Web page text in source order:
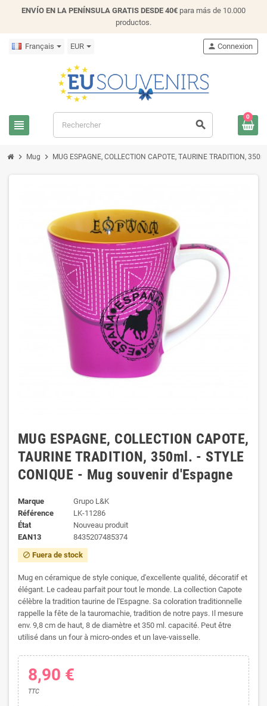
ENVÍO EN LA PENÍNSULA GRATIS DESDE 40€ para más de 10.000
productos.
Français EUR
view_headline search
person Connexion
0
chevron_right Mug chevron_right MUG ESPAGNE, COLLECTION CAPOTE, TAURINE TRADITION,
MUG ESPAGNE, COLLECTION CAPOTE,
TAURINE TRADITION, 350ml. - STYLE
CONIQUE - Mug souvenir d'Espagne
Marque
Grupo L&K
Référence
LK-11286
État
Nouveau produit
EAN13
8435207485374
block Fuera de stock
Mug en céramique de style conique, d'excellente qualité, décoratif et
élégant. Le cadeau parfait pour tout le monde. La collection Capote
célèbre la tradition taurine de l'Espagne. Sa coloration traditionnelle
rappelle la fête de la tauromachie, tradition de notre pays. Il mesure
env. 9,8 cm de haut, 8 de diamètre et 350 ml. capacité. Peut être
utilisé dans un four à micro-ondes et un lave-vaisselle.
8,90 €
TTC